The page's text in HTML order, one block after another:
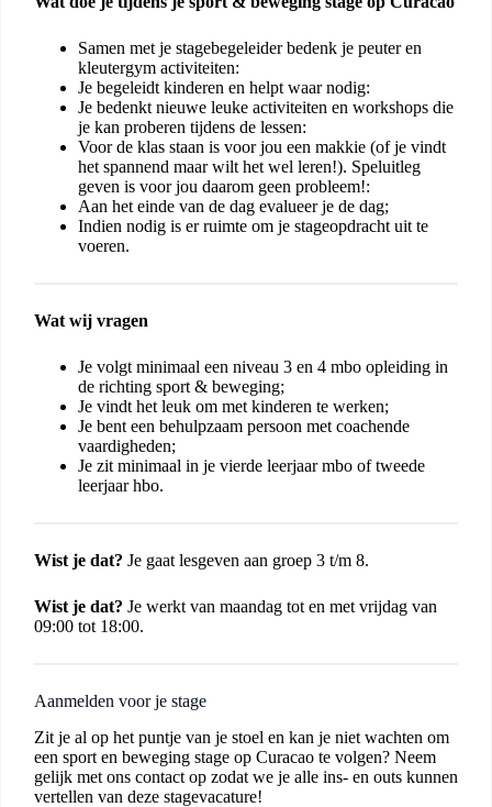
Samen met je stagebegeleider bedenk je peuter en
kleutergym activiteiten:
Je begeleidt kinderen en helpt waar nodig:
Je bedenkt nieuwe leuke activiteiten en workshops die
je kan proberen tijdens de lessen:
Voor de klas staan is voor jou een makkie (of je vindt
het spannend maar wilt het wel leren!). Speluitleg
geven is voor jou daarom geen probleem!:
Aan het einde van de dag evalueer je de dag;
Indien nodig is er ruimte om je stageopdracht uit te
voeren.
Wat wij vragen
Je volgt minimaal een niveau 3 en 4 mbo opleiding in
de richting sport & beweging;
Je vindt het leuk om met kinderen te werken;
Je bent een behulpzaam persoon met coachende
vaardigheden;
Je zit minimaal in je vierde leerjaar mbo of tweede
leerjaar hbo.
Wist je dat? Je gaat lesgeven aan groep 3 t/m 8.
Wist je dat? Je werkt van maandag tot en met vrijdag van
09:00 tot 18:00.
Aanmelden voor je stage
Zit je al op het puntje van je stoel en kan je niet wachten om
een sport en beweging stage op Curacao te volgen? Neem
gelijk met ons contact op zodat we je alle ins- en outs kunnen
vertellen van deze stagevacature!